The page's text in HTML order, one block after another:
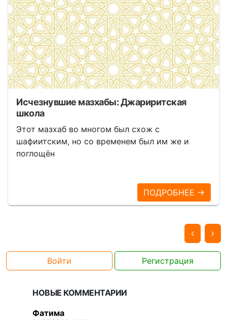
Исчезнувшие мазхабы: Джариритская
школа
Этот мазхаб во многом был схож с
шафиитским, но со временем был им же и
поглощён
ПОДРОБНЕЕ →
Войти Регистрация
НОВЫЕ КОММЕНТАРИИ
Фатима